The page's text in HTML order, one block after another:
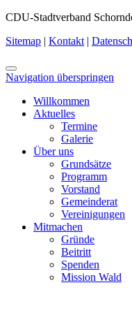
CDU-Stadtverband
Sitemap | Kontakt |
Navigation überspringen
Willkommen
Aktuelles
Termine
Galerie
Über uns
Grundsätze
Programm
Vorstand
Gemeinderat
Vereinigungen
Mitmachen
Gründe
Beitritt
Spenden
Mission Wald